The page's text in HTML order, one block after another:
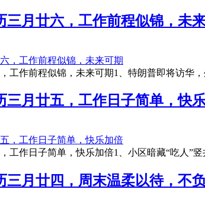
三月廿六，工作前程似锦，未
工作前程似锦，未来可期1、特朗普即将访华
三月廿五，工作日子简单，快
工作日子简单，快乐加倍1、小区暗藏“吃人”
三月廿四，周末温柔以待，不